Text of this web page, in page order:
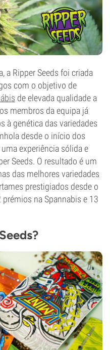
a Ripper Seeds foi criada
com o objetivo de
de elevada qualidade a
membros da equipa já
à genética das variedades
desde o início dos
experiência sólida e
Seeds. O resultado é um
das melhores variedades
prestigiados desde o
na Spannabis e 13